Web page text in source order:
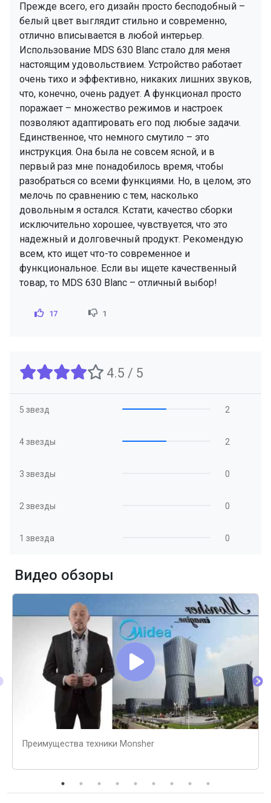
Прежде всего, его дизайн просто бесподобный –
белый цвет выглядит стильно и современно,
отлично вписывается в любой интерьер.
Использование MDS 630 Blanc стало для меня
настоящим удовольствием. Устройство работает
очень тихо и эффективно, никаких лишних звуков,
что, конечно, очень радует. А функционал просто
поражает – множество режимов и настроек
позволяют адаптировать его под любые задачи.
Единственное, что немного смутило – это
инструкция. Она была не совсем ясной, и в
первый раз мне понадобилось время, чтобы
разобраться со всеми функциями. Но, в целом, это
мелочь по сравнению с тем, насколько
довольным я остался. Кстати, качество сборки
исключительно хорошее, чувствуется, что это
надежный и долговечный продукт. Рекомендую
всем, кто ищет что-то современное и
функциональное. Если вы ищете качественный
товар, то MDS 630 Blanc – отличный выбор!
17 1
4.5 / 5
5 звезд 2
4 звезды 2
3 звезды 0
2 звезды 0
1 звезда 0
Видео обзоры
Преимущества техники Monsher